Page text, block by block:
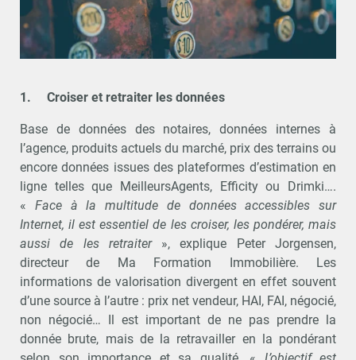
1. Croiser et retraiter les données
Base de données des notaires, données internes à
l’agence, produits actuels du marché, prix des terrains ou
encore données issues des plateformes d’estimation en
ligne telles que MeilleursAgents, Efficity ou Drimki….
« Face à la multitude de données accessibles sur
Internet, il est essentiel de les croiser, les pondérer, mais
aussi de les retraiter», explique Peter Jorgensen,
directeur de Ma Formation Immobilière. Les
informations de valorisation divergent en effet souvent
d’une source à l’autre : prix net vendeur, HAI, FAI, négocié,
non négocié… Il est important de ne pas prendre la
donnée brute, mais de la retravailler en la pondérant